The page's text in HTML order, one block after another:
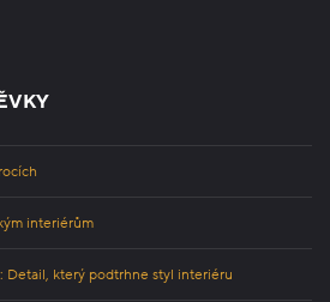
interiérům
Detail, který podtrhne styl interiéru